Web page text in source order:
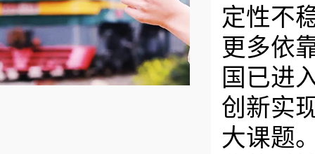
定性不
更多依
国已进
创新实
大课题